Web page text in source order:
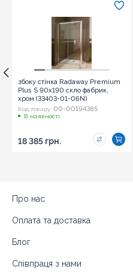
збоку стінка Radaway Premium
Plus S 90x190 скло фабрик,
хром (33403-01-06N)
Код товару: 00-00194385
В наявності
18 385 грн.
Про нас
Оплата та доставка
Блог
Співпраця з нами